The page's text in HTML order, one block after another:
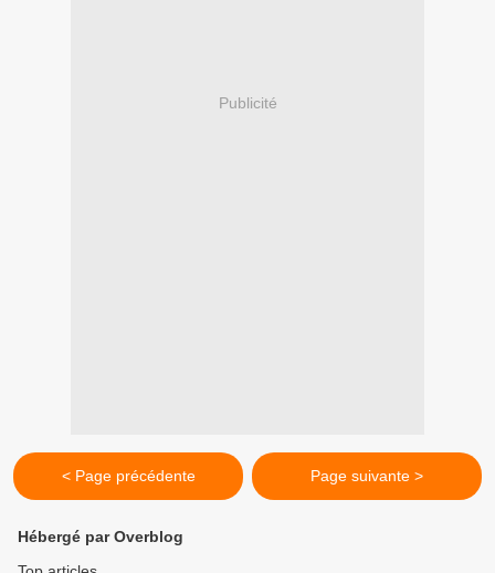
Publicité
< Page précédente Page suivante >
Hébergé par Overblog